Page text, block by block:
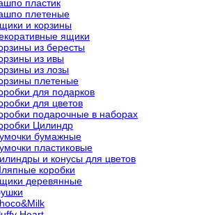
пластик
плетеные
и корзины
ящики
из бересты
из ивы
из лозы
плетеные
для подарков
для цветов
подарочные в наборах
Цилиндр
бумажные
пластиковые
и конусы для цветов
коробки
деревянные